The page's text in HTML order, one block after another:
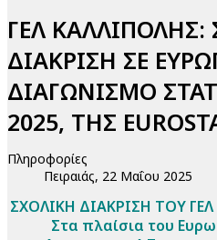
ΓΕΛ ΚΑΛΛΙΠΟΛΗΣ:
ΔΙΑΚΡΙΣΗ ΣΕ
ΔΙΑΓΩΝΙΣΜΟ
2025, ΤΗΣ
Πληροφορίες
Πειραιάς, 22 Μαΐου 2025
ΣΧΟΛΙΚΗ ΔΙΑΚΡΙΣΗ ΤΟΥ
Στα πλαίσια του